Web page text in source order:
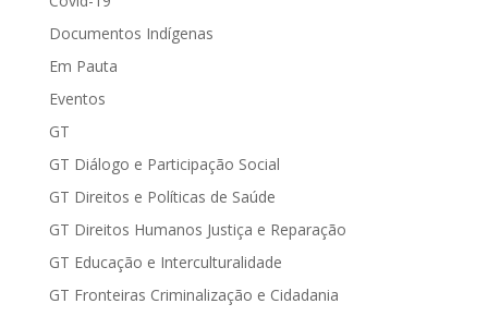
Documentos Indígenas
Em Pauta
Eventos
GT
GT Diálogo e Participação Social
GT Direitos e Políticas de Saúde
GT Direitos Humanos Justiça e Reparação
GT Educação e Interculturalidade
GT Fronteiras Criminalização e Cidadania